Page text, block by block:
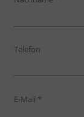
Telefon
E-Mail *